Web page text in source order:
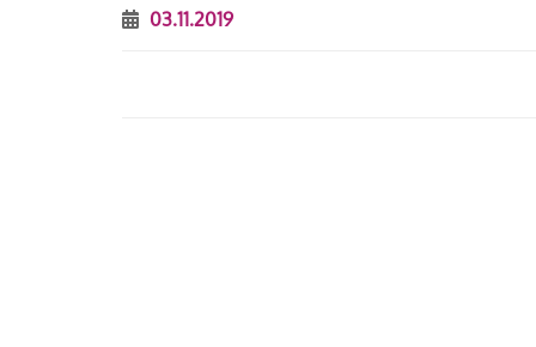
03.11.2019